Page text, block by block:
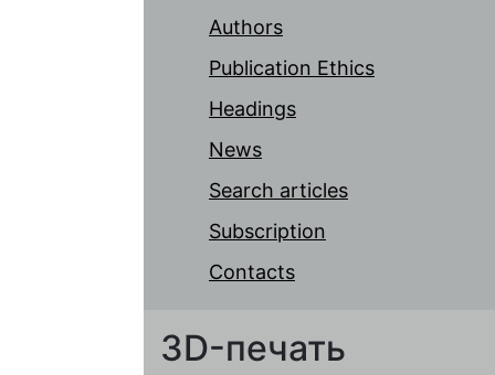
Authors
Publication Ethics
Headings
News
Search articles
Subscription
Contacts
3D-печать